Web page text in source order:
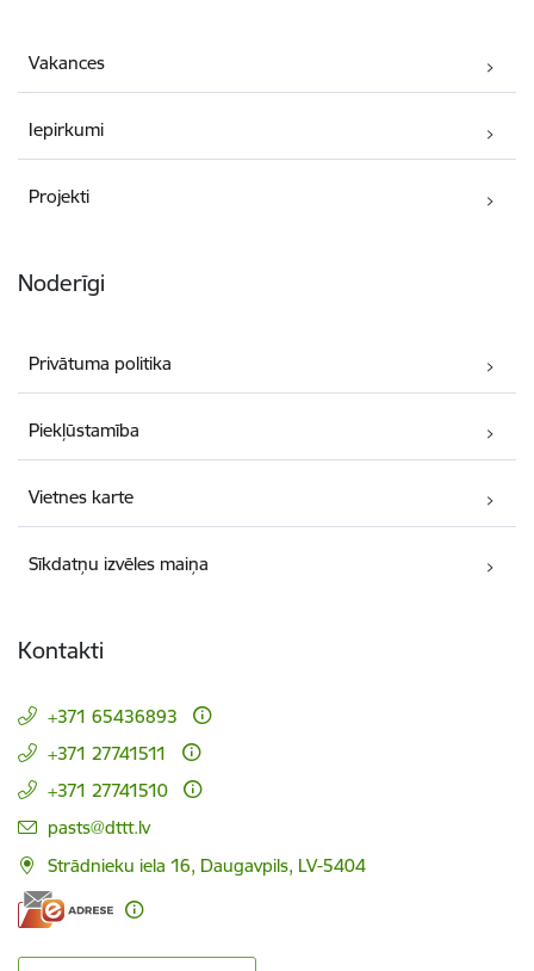
Vakances
Iepirkumi
Projekti
Noderīgi
Privātuma politika
Piekļūstamība
Vietnes karte
Sīkdatņu izvēles maiņa
Kontakti
+371 65436893
+371 27741511
+371 27741510
E-pasts:
pasts@dttt.lv
Strādnieku iela 16, Daugavpils, LV-5404